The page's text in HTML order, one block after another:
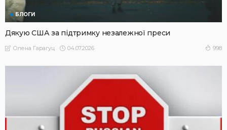
БЛОГИ
Дякую США за підтримку незалежної преси
Олена Гарагуц 04.07.2026 998